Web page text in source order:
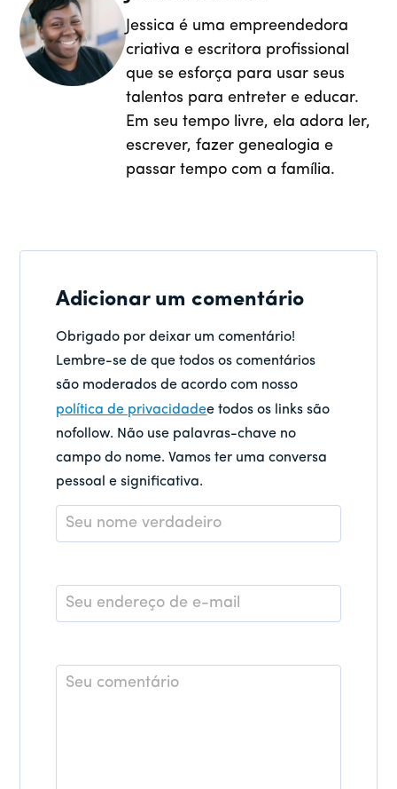
Jessica é uma empreendedora
criativa e escritora profissional
que se esforça para usar seus
talentos para entreter e educar.
Em seu tempo livre, ela adora ler,
escrever, fazer genealogia e
passar tempo com a família.
Adicionar um comentário
Obrigado por deixar um comentário!
Lembre-se de que todos os comentários
são moderados de acordo com nosso
política de privacidadee todos os links são
nofollow. Não use palavras-chave no
campo do nome. Vamos ter uma conversa
pessoal e significativa.
Nome
*
E-
mail
Comentário